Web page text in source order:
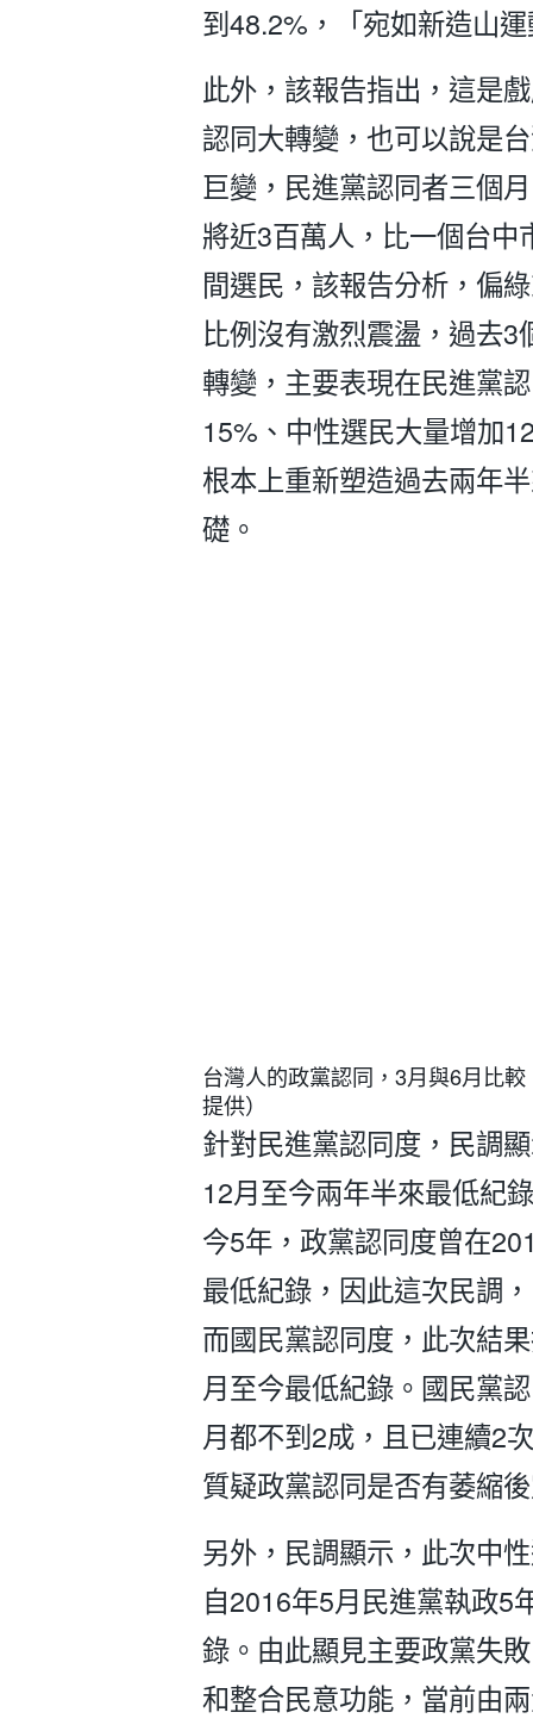
到48.2%，「宛如新造山
此外，該報告指出，這是
認同大轉變，也可以說是
巨變，民進黨認同者三個
將近3百萬人，比一個台中
間選民，該報告分析，偏
比例沒有激烈震盪，過去
轉變，主要表現在民進黨
15%、中性選民大量增加
根本上重新塑造過去兩年
礎。
台灣人的政黨認同，3月與6月比
提供）
針對民進黨認同度，民調
12月至今兩年半來最低紀
今5年，政黨認同度曾在
最低紀錄，因此這次民調
而國民黨認同度，此次結
月至今最低紀錄。國民黨
月都不到2成，且已連續2
質疑政黨認同是否有萎縮
另外，民調顯示，此次中
自2016年5月民進黨執政5
錄。由此顯見主要政黨失
和整合民意功能，當前由